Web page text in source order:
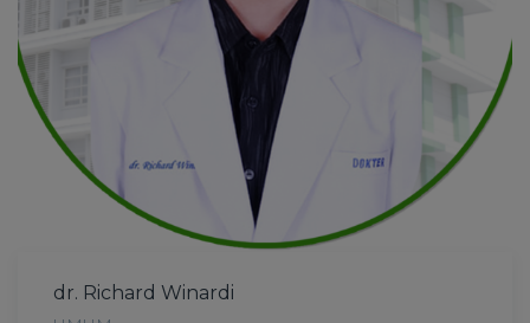
dr. Richard Winardi